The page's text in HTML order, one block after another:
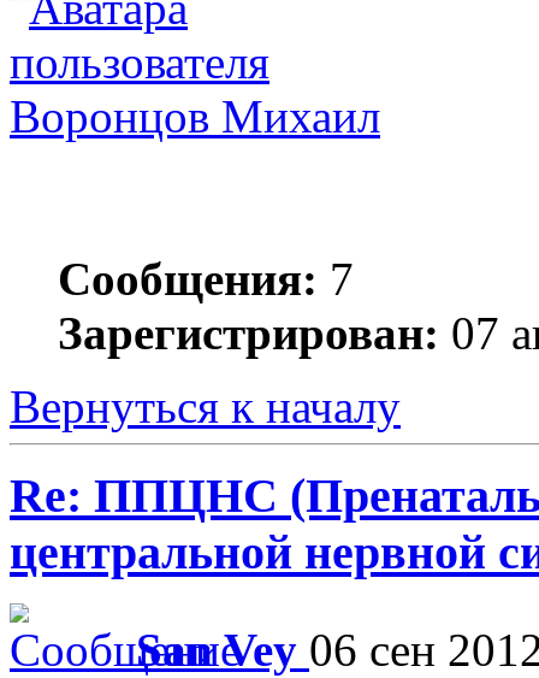
Воронцов Михаил
Сообщения: 7
Зарегистрирован: 07
Вернуться к началу
Re: ППЦНС
центральной нервной
San Vey 06 сен